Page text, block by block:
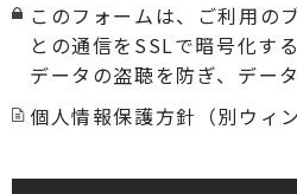
このフォームは、ご利用の
との通信をSSLで暗号化す
データの盗聴を防ぎ、デー
個人情報保護方針（別ウィ